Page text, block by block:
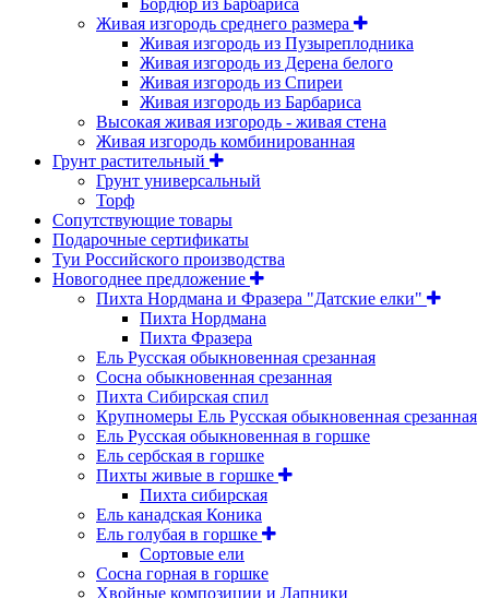
Живая изгородь среднего размера
Живая изгородь из Пузыреплодника
Живая изгородь из Дерена белого
Живая изгородь из Спиреи
Живая изгородь из Барбариса
Высокая живая изгородь - живая стена
Живая изгородь комбинированная
Грунт растительный
Грунт универсальный
Торф
Сопутствующие товары
Подарочные сертификаты
Туи Российского производства
Новогоднее предложение
Пихта Нордмана и Фразера "Датские елки"
Пихта Нордмана
Пихта Фразера
Ель Русская обыкновенная срезанная
Сосна обыкновенная срезанная
Пихта Сибирская спил
Крупномеры Ель Русская обыкновенная срезанная
Ель Русская обыкновенная в горшке
Ель сербская в горшке
Пихты живые в горшке
Пихта сибирская
Ель канадская Коника
Ель голубая в горшке
Сортовые ели
Сосна горная в горшке
Хвойные композиции и Лапники